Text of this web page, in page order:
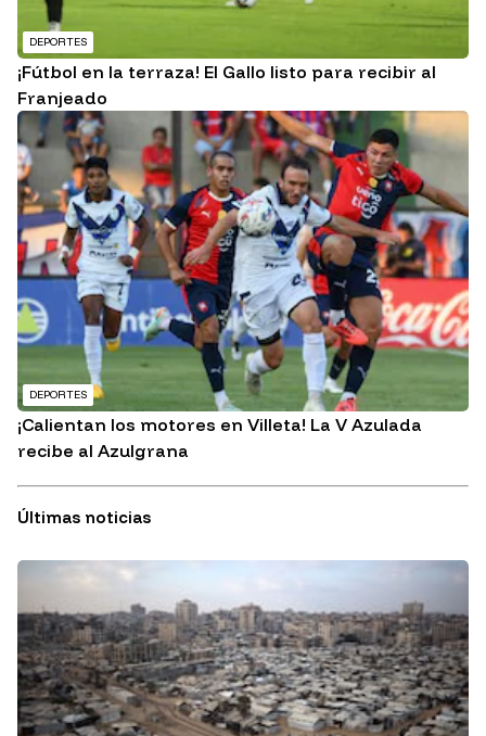
DEPORTES
¡Fútbol en la terraza! El Gallo listo para recibir al
Franjeado
DEPORTES
¡Calientan los motores en Villeta! La V Azulada
recibe al Azulgrana
Últimas noticias